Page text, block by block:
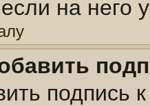
на него